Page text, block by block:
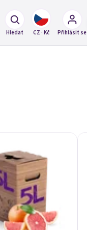
Hledat CZ · Kč Přihlásit se